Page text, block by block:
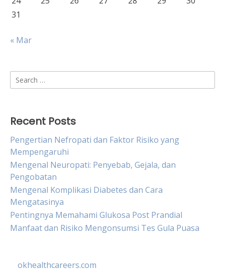
31
« Mar
Search
for:
Recent Posts
Pengertian Nefropati dan Faktor Risiko yang
Mempengaruhi
Mengenal Neuropati: Penyebab, Gejala, dan
Pengobatan
Mengenal Komplikasi Diabetes dan Cara
Mengatasinya
Pentingnya Memahami Glukosa Post Prandial
Manfaat dan Risiko Mengonsumsi Tes Gula Puasa
okhealthcareers.com